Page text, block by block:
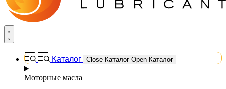
Каталог Close Каталог Open Каталог
Моторные масла